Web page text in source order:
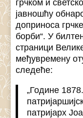
грчком и
јавношћу
доприноса
борби“. У
страници
међувремену
следеће:
„Године
патријарх